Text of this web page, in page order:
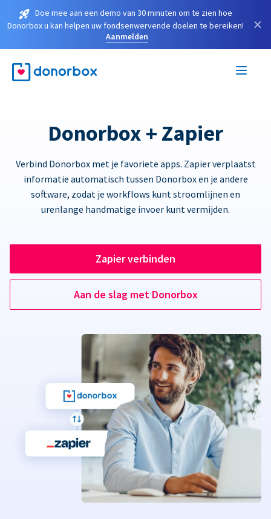
Doe mee aan een demo van 30 minuten om te zien hoe
Donorbox u kan helpen uw fondsenwervende doelen te bereiken!
Aanmelden
×
Donorbox + Zapier
Verbind Donorbox met je favoriete apps. Zapier verplaatst
informatie automatisch tussen Donorbox en je andere
software, zodat je workflows kunt stroomlijnen en
urenlange handmatige invoer kunt vermijden.
Zapier verbinden
Aan de slag met Donorbox